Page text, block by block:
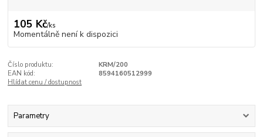
105 Kč/ks
Momentálně není k dispozici
Číslo produktu:
KRM/200
EAN kód:
8594160512999
Hlídat cenu / dostupnost
Parametry